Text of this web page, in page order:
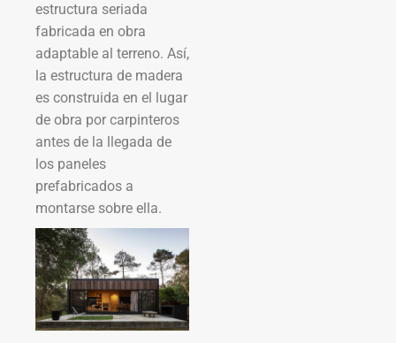
estructura seriada
fabricada en obra
adaptable al terreno. Así,
la estructura de madera
es construida en el lugar
de obra por carpinteros
antes de la llegada de
los paneles
prefabricados a
montarse sobre ella.